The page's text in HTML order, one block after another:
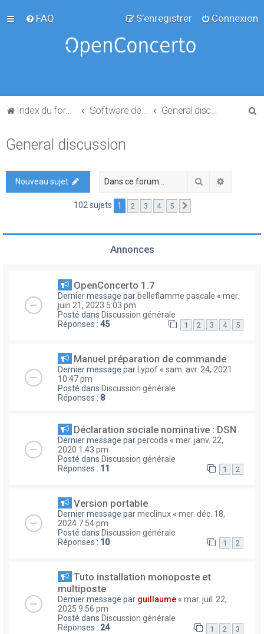
FAQ Connexion
S’enregistrer
Index du forum
General discussion
Nouveau sujet Rechercher
102 sujets 1 2 3 4 5
Annonces
OpenConcerto 1.7
Dernier message par belleflamme pascale « mer.
juin 21, 2023 5:03 pm
Posté dans Discussion générale
Réponses : 45 1 2 3 4 5
Manuel préparation de commande
Dernier message par Lypof « sam. avr. 24, 2021
10:47 pm
Posté dans Discussion générale
Réponses : 8
Déclaration sociale nominative : DSN
Dernier message parpercoda « mer. janv. 22,
2020 1:43 pm
Posté dans Discussion générale
Réponses : 11 1 2
Version portable
Dernier message parmeclinux « mer. déc. 18,
2024 7:54 pm
Posté dans Discussion générale
Réponses : 10 1 2
Tuto installation monoposte et
multiposte
Dernier message par guillaume « mar. juil. 22,
2025 9:56 pm
Posté dans Discussion générale
Réponses : 24 1 2 3